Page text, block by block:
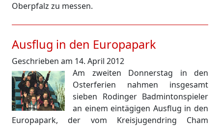
Oberpfalz zu messen.
Ausflug in den Europapark
Geschrieben am 14. April 2012
Am zweiten Donnerstag in den
Osterferien nahmen insgesamt
sieben Rodinger Badmintonspieler
an einem eintägigen Ausflug in den
Europapark, der vom Kreisjugendring Cham